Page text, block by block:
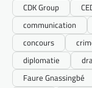
CDK Group
communication
concours
diplomatie
Faure Gnassingbé